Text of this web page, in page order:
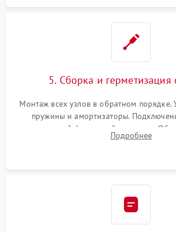
5. Сборка и герметизация
Монтаж всех узлов в обратном порядке.
пружины и амортизаторы.
надежной фиксацией хомутами.
герметиком для предотвращения
Подробнее